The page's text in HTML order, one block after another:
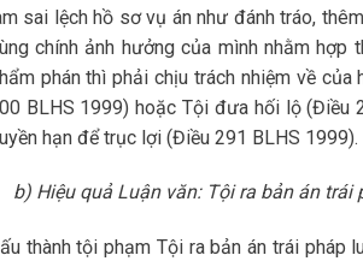
sai lệch hồ sơ vụ án như đánh tráo,
chính ảnh hưởng của mình nhằm
phán thì phải chịu trách nhiệm về
BLHS 1999) hoặc Tội đưa hối lộ (Điều
hạn để trục lợi (Điều 291 BLHS 1999).
b) Hiệu quả Luận văn: Tội ra bản án
thành tội phạm Tội ra bản án trái